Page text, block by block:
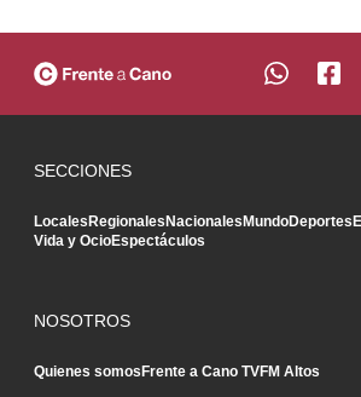
SECCIONES
LocalesRegionalesNacionalesMundoDeportes
Vida y OcioEspectáculos
NOSOTROS
Quienes somosFrente a Cano TVFM Altos